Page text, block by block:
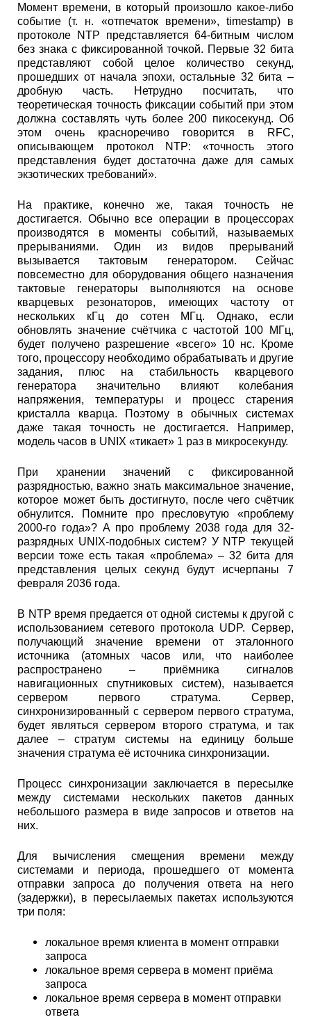
Момент времени, в который произошло какое-либо
событие (т. н. «отпечаток времени», timestamp) в
протоколе NTP представляется 64-битным числом
без знака с фиксированной точкой. Первые 32 бита
представляют собой целое количество секунд,
прошедших от начала эпохи, остальные 32 бита –
дробную часть. Нетрудно посчитать, что
теоретическая точность фиксации событий при этом
должна составлять чуть более 200 пикосекунд. Об
этом очень красноречиво говорится в RFC,
описывающем протокол NTP: «точность этого
представления будет достаточна даже для самых
экзотических требований».
На практике, конечно же, такая точность не
достигается. Обычно все операции в процессорах
производятся в моменты событий, называемых
прерываниями. Один из видов прерываний
вызывается тактовым генератором. Сейчас
повсеместно для оборудования общего назначения
тактовые генераторы выполняются на основе
кварцевых резонаторов, имеющих частоту от
нескольких кГц до сотен МГц. Однако, если
обновлять значение счётчика с частотой 100 МГц,
будет получено разрешение «всего» 10 нс. Кроме
того, процессору необходимо обрабатывать и другие
задания, плюс на стабильность кварцевого
генератора значительно влияют колебания
напряжения, температуры и процесс старения
кристалла кварца. Поэтому в обычных системах
даже такая точность не достигается. Например,
модель часов в UNIX «тикает» 1 раз в микросекунду.
При хранении значений с фиксированной
разрядностью, важно знать максимальное значение,
которое может быть достигнуто, после чего счётчик
обнулится. Помните про пресловутую «проблему
2000-го года»? А про проблему 2038 года для 32-
разрядных UNIX-подобных систем? У NTP текущей
версии тоже есть такая «проблема» – 32 бита для
представления целых секунд будут исчерпаны 7
февраля 2036 года.
В NTP время предается от одной системы к другой с
использованием сетевого протокола UDP. Сервер,
получающий значение времени от эталонного
источника (атомных часов или, что наиболее
распространено – приёмника сигналов
навигационных спутниковых систем), называется
сервером первого стратума. Сервер,
синхронизированный с сервером первого стратума,
будет являться сервером второго стратума, и так
далее – стратум системы на единицу больше
значения стратума её источника синхронизации.
Процесс синхронизации заключается в пересылке
между системами нескольких пакетов данных
небольшого размера в виде запросов и ответов на
них.
Для вычисления смещения времени между
системами и периода, прошедшего от момента
отправки запроса до получения ответа на него
(задержки), в пересылаемых пакетах используются
три поля:
локальное время клиента в момент отправки
запроса
локальное время сервера в момент приёма
запроса
локальное время сервера в момент отправки
ответа